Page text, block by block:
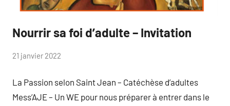
Cat&ViecatéchuménatCatéveilformation
Nourrir sa foi d’adulte – Invitation
par
21 janvier 2022
La Passion selon Saint Jean – Catéchèse d’adultes
Mess’AJE – Un WE pour nous préparer à entrer dans le